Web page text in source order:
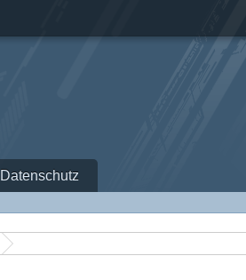
Datenschutz